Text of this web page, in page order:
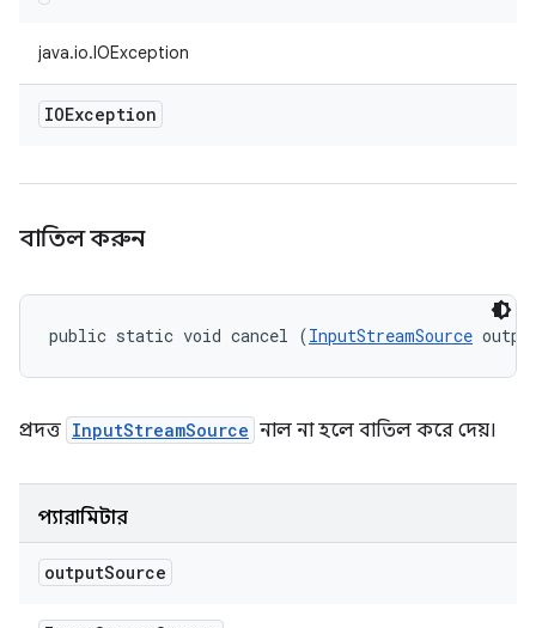
java.io.IOException
IOException
বাতিল করুন
public static void cancel (InputStreamSource
প্রদত্ত InputStreamSource নাল না হলে বাতিল করে দেয়।
প্যারামিটার
outputSource